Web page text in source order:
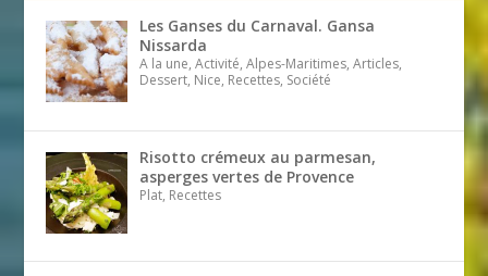
Les Ganses du Carnaval. Gansa
Nissarda
A la une, Activité, Alpes-Maritimes, Articles,
Dessert, Nice, Recettes, Société
Risotto crémeux au parmesan,
asperges vertes de Provence
Plat, Recettes